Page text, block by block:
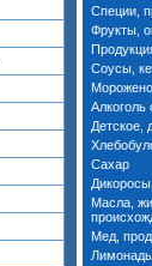
Специи,
Фрукты,
Соусы,
Алкоголь
Детское,
Сахар
Масла,
Мед,